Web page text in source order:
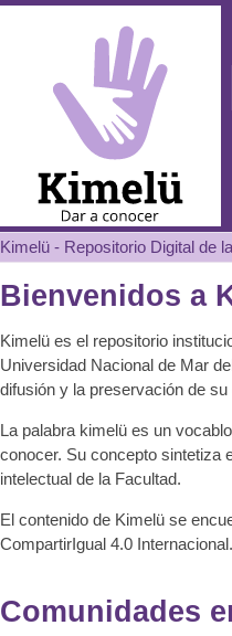
Kimelü -
Kimelü - Repositorio Digital de
Bienvenidos a
Kimelü es el repositorio
Universidad Nacional de Mar
difusión y la preservación de su
La palabra kimelü es un
conocer. Su concepto sintetiza
intelectual de la Facultad.
El contenido de Kimelü se
CompartirIgual 4.0 Internacional.
Comunidades